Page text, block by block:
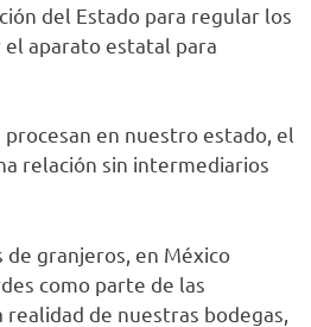
del Estado para regular los
el aparato estatal para
en nuestro estado, el
relación sin intermediarios
granjeros, en México
como parte de las
de nuestras bodegas,